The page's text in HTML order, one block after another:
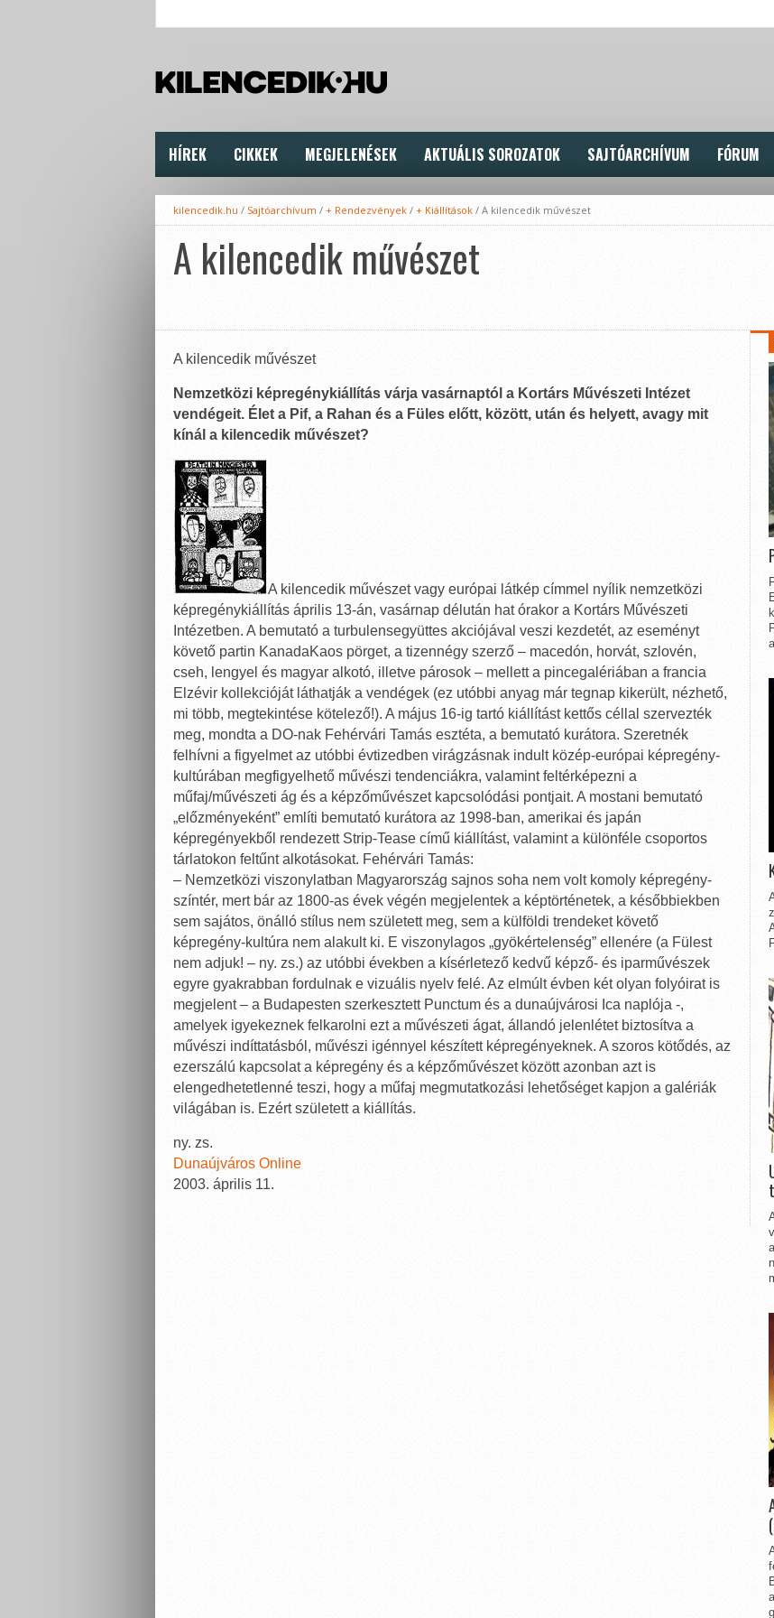
HÍREK CIKKEK MEGJELENÉSEK AKTUÁLIS SOROZATOK SAJTÓARCHÍVUM FÓRUM
kilencedik.hu / Sajtóarchívum / + Rendezvények / + Kiállítások / A kilencedik művészet
A kilencedik művészet
A kilencedik művészet
Nemzetközi képregénykiállítás várja vasárnaptól a Kortárs Művészeti Intézet
vendégeit. Élet a Pif, a Rahan és a Füles előtt, között, után és helyett, avagy mit
kínál a kilencedik művészet?
A kilencedik művészet vagy európai látkép címmel nyílik nemzetközi
képregénykiállítás április 13-án, vasárnap délután hat órakor a Kortárs Művészeti
Intézetben. A bemutató a turbulensegyüttes akciójával veszi kezdetét, az eseményt
követő partin KanadaKaos pörget, a tizennégy szerző – macedón, horvát, szlovén,
cseh, lengyel és magyar alkotó, illetve párosok – mellett a pincegalériában a francia
Elzévir kollekcióját láthatják a vendégek (ez utóbbi anyag már tegnap kikerült, nézhető,
mi több, megtekintése kötelező!). A május 16-ig tartó kiállítást kettős céllal szervezték
meg, mondta a DO-nak Fehérvári Tamás esztéta, a bemutató kurátora. Szeretnék
felhívni a figyelmet az utóbbi évtizedben virágzásnak indult közép-európai képregény-
kultúrában megfigyelhető művészi tendenciákra, valamint feltérképezni a
műfaj/művészeti ág és a képzőművészet kapcsolódási pontjait. A mostani bemutató
„előzményeként” említi bemutató kurátora az 1998-ban, amerikai és japán
képregényekből rendezett Strip-Tease című kiállítást, valamint a különféle csoportos
tárlatokon feltűnt alkotásokat. Fehérvári Tamás:
– Nemzetközi viszonylatban Magyarország sajnos soha nem volt komoly képregény-
színtér, mert bár az 1800-as évek végén megjelentek a képtörténetek, a későbbiekben
sem sajátos, önálló stílus nem született meg, sem a külföldi trendeket követő
képregény-kultúra nem alakult ki. E viszonylagos „gyökértelenség” ellenére (a Fülest
nem adjuk! – ny. zs.) az utóbbi években a kísérletező kedvű képző- és iparművészek
egyre gyakrabban fordulnak e vizuális nyelv felé. Az elmúlt évben két olyan folyóirat is
megjelent – a Budapesten szerkesztett Punctum és a dunaújvárosi Ica naplója -,
amelyek igyekeznek felkarolni ezt a művészeti ágat, állandó jelenlétet biztosítva a
művészi indíttatásból, művészi igénnyel készített képregényeknek. A szoros kötődés, az
ezerszálú kapcsolat a képregény és a képzőművészet között azonban azt is
elengedhetetlenné teszi, hogy a műfaj megmutatkozási lehetőséget kapjon a galériák
világában is. Ezért született a kiállítás.
ny. zs.
Dunaújváros Online
2003. április 11.